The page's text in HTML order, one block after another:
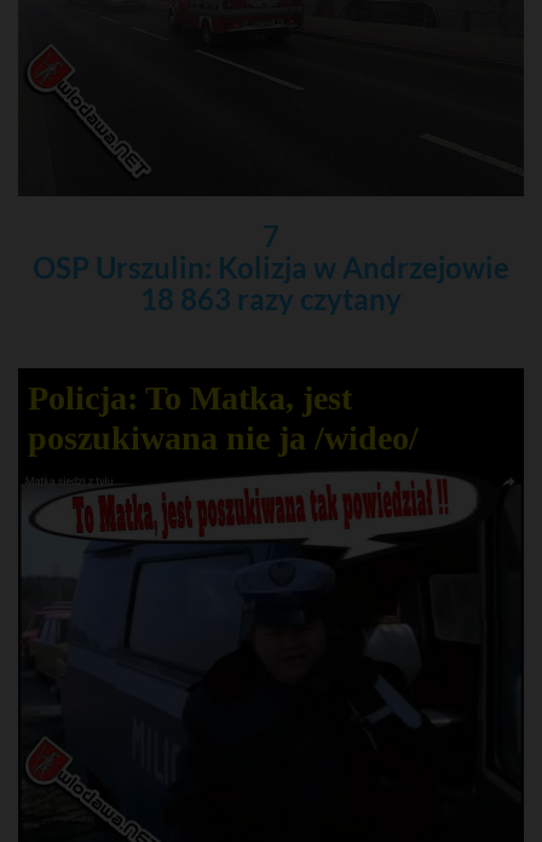
7
OSP Urszulin: Kolizja w Andrzejowie
18 863 razy czytany
Policja: To Matka, jest
poszukiwana nie ja /wideo/